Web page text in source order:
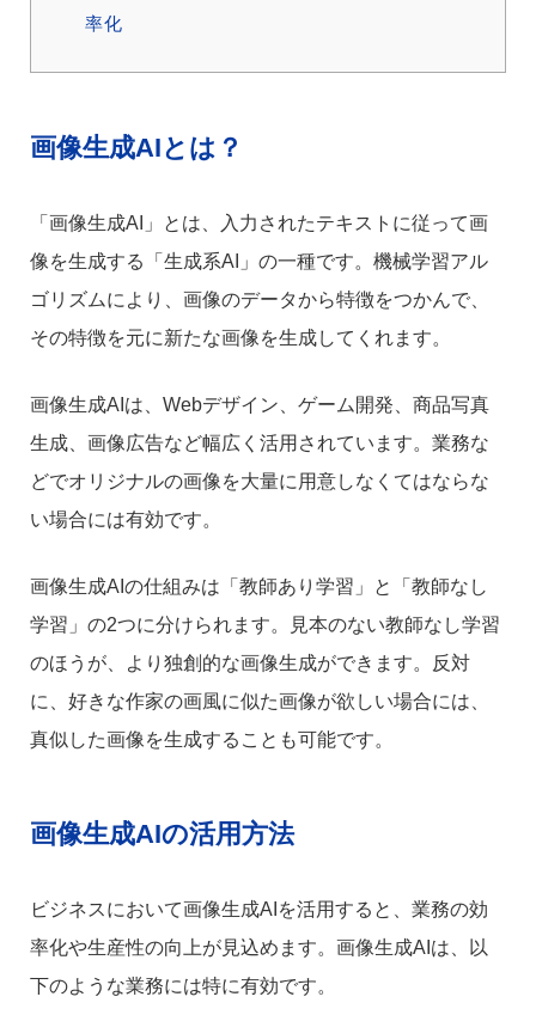
率化
画像生成AIとは？
「画像生成AI」とは、入力されたテキストに従って画
像を生成する「生成系AI」の一種です。機械学習アル
ゴリズムにより、画像のデータから特徴をつかんで、
その特徴を元に新たな画像を生成してくれます。
画像生成AIは、Webデザイン、ゲーム開発、商品写真
生成、画像広告など幅広く活用されています。業務な
どでオリジナルの画像を大量に用意しなくてはならな
い場合には有効です。
画像生成AIの仕組みは「教師あり学習」と「教師なし
学習」の2つに分けられます。見本のない教師なし学習
のほうが、より独創的な画像生成ができます。反対
に、好きな作家の画風に似た画像が欲しい場合には、
真似した画像を生成することも可能です。
画像生成AIの活用方法
ビジネスにおいて画像生成AIを活用すると、業務の効
率化や生産性の向上が見込めます。画像生成AIは、以
下のような業務には特に有効です。